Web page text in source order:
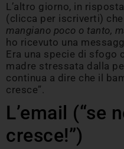
L’altro giorno, in
(clicca per iscriverti)
mangiano poco o tanto,
ho ricevuto una
Era una specie di sfogo
madre stressata dalla
continua a dire che il
cresce”.
L’email (“se
cresce!”)